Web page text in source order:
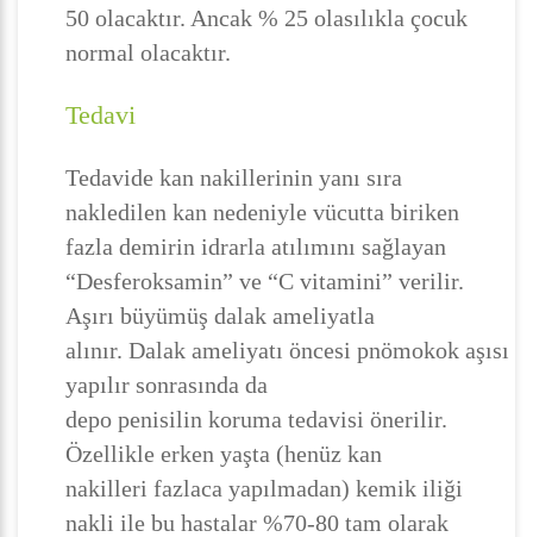
50 olacaktır. Ancak % 25 olasılıkla çocuk
normal olacaktır.
Tedavi
Tedavide kan nakillerinin yanı sıra
nakledilen kan nedeniyle vücutta biriken
fazla demirin idrarla atılımını sağlayan
“Desferoksamin” ve “C vitamini” verilir.
Aşırı büyümüş dalak ameliyatla
alınır. Dalak ameliyatı öncesi pnömokok aşısı
yapılır sonrasında da
depo penisilin koruma tedavisi önerilir.
Özellikle erken yaşta (henüz kan
nakilleri fazlaca yapılmadan) kemik iliği
nakli ile bu hastalar %70-80 tam olarak